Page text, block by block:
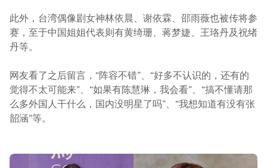
此外，台湾偶像剧女神林依晨、谢依霖、邵雨薇也被传将参
赛，至于中国姐姐代表则有黄绮珊、蒋梦婕、王珞丹及祝绪
丹等。
网友看了之后留言，“阵容不错”、“好多不认识的，还有的
觉得不太可能来”、“如果有陈慧琳，我会看”、“搞不懂请那
么多外国人干什么，国内没明星了吗”、“我想知道有没有张
韶涵”等。